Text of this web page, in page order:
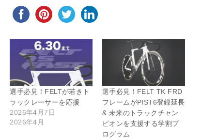
選手必見！FELTが若きト
ラックレーサーを応援
2026年4月7日
2026年4月
選手必見！FELT TK FRD
フレームがPIST6登録延長
& 未来のトラックチャン
ピオンを支援する学割プ
ログラム